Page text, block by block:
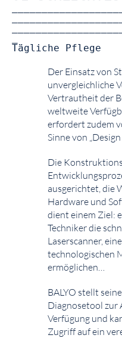
Tägliche Pflege
Der Einsatz von
unvergleichliche
Vertrautheit der
weltweite
erfordert zudem
Sinne von
Die
ausgerichtet, die
Hardware und
dient einem Ziel:
Techniker die
Laserscanner,
technologischen
ermöglichen…
BALYO stellt
Diagnosetool zur
Verfügung und
Zugriff auf ein